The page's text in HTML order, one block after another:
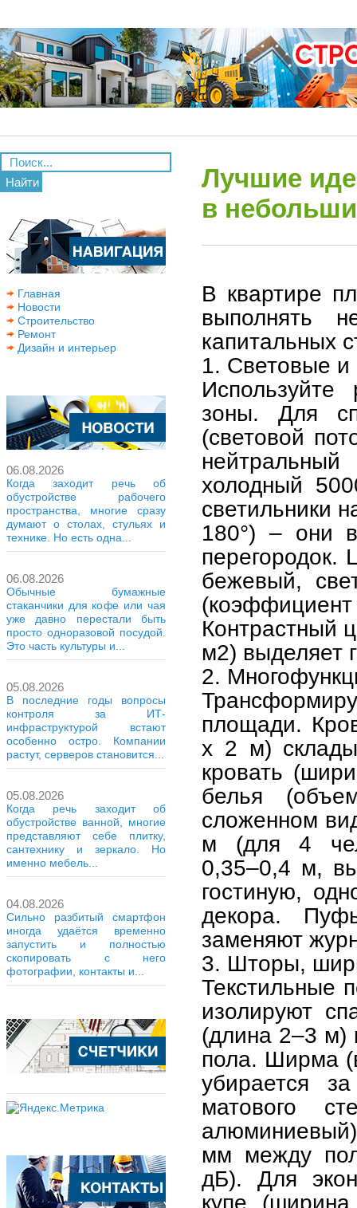
Найти
Главная
Новости
Строительство
Ремонт
Дизайн и интерьер
06.08.2026
Когда заходит речь об
обустройстве рабочего
пространства, многие сразу
думают о столах, стульях и
технике. Но есть одна...
06.08.2026
Обычные бумажные
стаканчики для кофе или чая
уже давно перестали быть
просто одноразовой посудой.
Это часть культуры и...
05.08.2026
В последние годы вопросы
контроля за ИТ-
инфраструктурой встают
особенно остро. Компании
растут, серверов становится...
05.08.2026
Когда речь заходит об
обустройстве ванной, многие
представляют себе плитку,
сантехнику и зеркало. Но
именно мебель...
04.08.2026
Сильно разбитый смартфон
иногда удаётся временно
запустить и полностью
скопировать с него
фотографии, контакты и...
Лучшие
в
В квартире
выполнять
капитальных
1. Световые и
зоны. Для
(световой
холодный
светильники
180°) – они
перегородок.
бежевый,
Контрастный
м2) выделяет
2.
площади.
x 2 м)
кровать
белья
сложенном
м (для 4
0,35–0,4 м,
гостиную,
декора.
заменяют
3. Шторы,
Текстильные
изолируют
(длина 2–3 м)
пола. Ширма
убирается
матового
мм между
дБ). Для
купе